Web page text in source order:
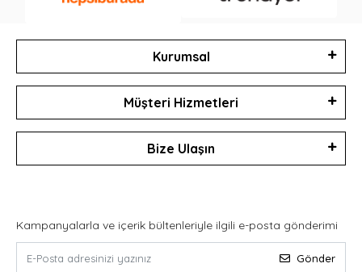
Kurumsal
Müşteri Hizmetleri
Bize Ulaşın
Kampanyalarla ve içerik bültenleriyle ilgili e-posta gönderimi
Gönder